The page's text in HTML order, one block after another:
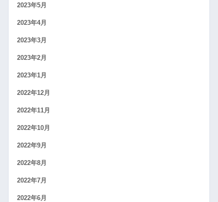
2023年5月
2023年4月
2023年3月
2023年2月
2023年1月
2022年12月
2022年11月
2022年10月
2022年9月
2022年8月
2022年7月
2022年6月